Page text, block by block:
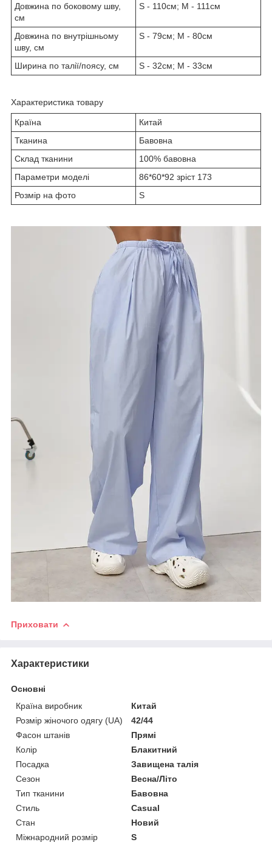
Довжина по боковому шву,
см
S - 110см; M - 111см
Довжина по внутрішньому
шву, см
S - 79см; M - 80см
Ширина по талії/поясу, см S - 32см; M - 33см
Характеристика товару
Країна
Китай
Тканина
Бавовна
Склад тканини
100% бавовна
Параметри моделі
86*60*92 зріст 173
Розмір на фото
S
Приховати
Характеристики
Основні
Країна виробник
Китай
Розмір жіночого одягу (UA)
42/44
Фасон штанів
Прямі
Колір
Блакитний
Посадка
Завищена талія
Сезон
Весна/Літо
Тип тканини
Бавовна
Стиль
Casual
Стан
Новий
Міжнародний розмір
S